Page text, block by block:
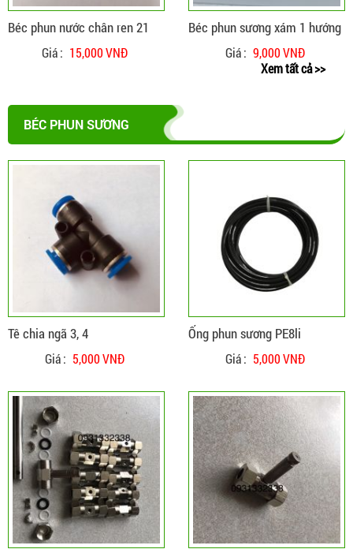
Béc phun nước chân ren 21
Giá : 15,000 VNĐ
Béc phun sương xám 1 hướng
Giá : 9,000 VNĐ
Xem tất cả >>
BÉC PHUN SƯƠNG
Tê chia ngã 3, 4
Giá : 5,000 VNĐ
CHI TIẾT
Ống phun sương PE8li
Giá : 5,000 VNĐ
ĐẶT HÀNG
CHI TIẾT
ĐẶT HÀNG